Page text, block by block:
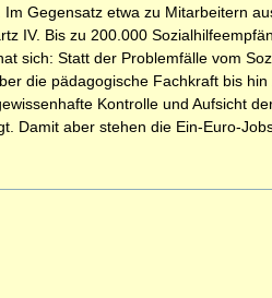
Gegensatz etwa zu Mitarbeitern
IV. Bis zu 200.000
sich: Statt der Problemfälle vom
die pädagogische Fachkraft bis
Kontrolle und Aufsicht
Damit aber stehen die Ein-Euro-